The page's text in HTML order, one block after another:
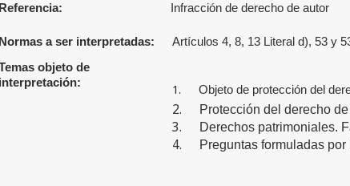
Infracción de derecho de autor
a ser interpretadas:
Artículos 4, 8, 13 Literal d), 53 y
objeto de
1. Objeto de protección del
2. Protección del derecho
3. Derechos patrimoniales.
4. Preguntas formuladas